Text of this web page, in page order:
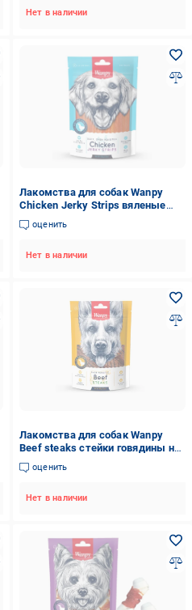
Нет в наличии
Лакомства для собак Wanpy
Chicken Jerky Strips вяленые
куриные полоски 100 г
оценить
Нет в наличии
Лакомства для собак Wanpy
Beef steaks стейки говядины на
гриле 100 г
оценить
Нет в наличии